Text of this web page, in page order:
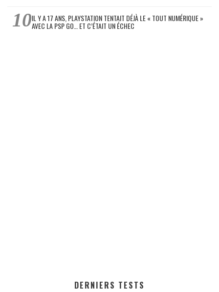
IL Y A 17 ANS, PLAYSTATION TENTAIT DÉJÀ LE « TOUT NUMÉRIQUE »
AVEC LA PSP GO… ET C’ÉTAIT UN ÉCHEC
DERNIERS TESTS